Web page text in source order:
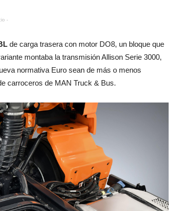
-
de carga trasera con motor DO8, un bloque que
montaba la transmisión Allison Serie 3000,
normativa Euro sean de más o menos
carroceros de MAN Truck & Bus.